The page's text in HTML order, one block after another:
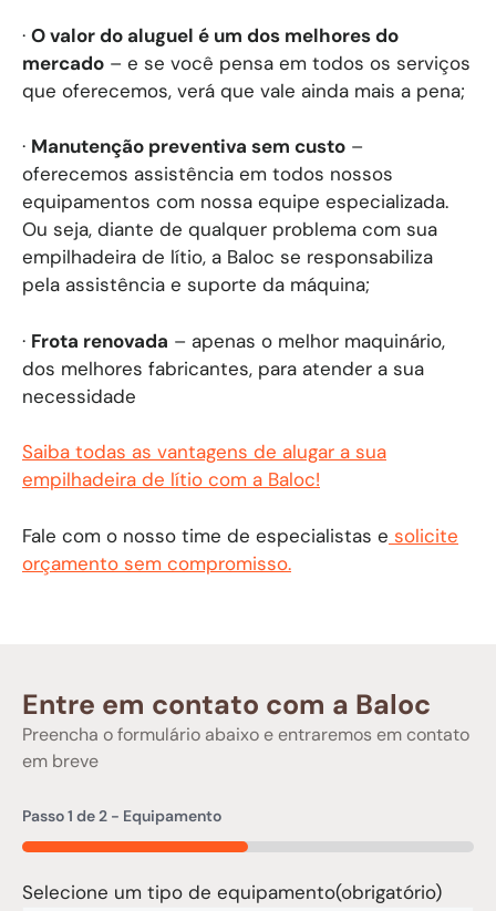
· O valor do aluguel é um dos melhores do
mercado – e se você pensa em todos os serviços
que oferecemos, verá que vale ainda mais a pena;
· Manutenção preventiva sem custo –
oferecemos assistência em todos nossos
equipamentos com nossa equipe especializada.
Ou seja, diante de qualquer problema com sua
empilhadeira de lítio, a Baloc se responsabiliza
pela assistência e suporte da máquina;
· Frota renovada – apenas o melhor maquinário,
dos melhores fabricantes, para atender a sua
necessidade
Saiba todas as vantagens de alugar a sua
empilhadeira de lítio com a Baloc!
Fale com o nosso time de especialistas e solicite
orçamento sem compromisso.
Entre em contato com a Baloc
Preencha o formulário abaixo e entraremos em contato
em breve
Passo1 de 2 - Equipamento
50%
Selecione um tipo de equipamento(obrigatório)